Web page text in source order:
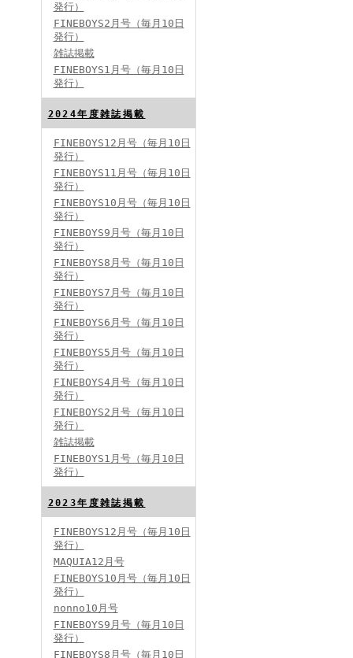
FINEBOYS2024年6月号
FINEBOYS2024年5月号
FINEBOYS2024年4月号
FINEBOYS2024年2月号
2024分バックナンバー
2023分バックナンバー
2022年分バックナンバー
2019年分バックナンバー
発行）
FINEBOYS2月号（毎月10日
発行）
雑誌掲載
FINEBOYS1月号（毎月10日
発行）
2024年度雑誌掲載
FINEBOYS12月号（毎月10日
発行）
FINEBOYS11月号（毎月10日
発行）
FINEBOYS10月号（毎月10日
発行）
FINEBOYS9月号（毎月10日
発行）
FINEBOYS8月号（毎月10日
発行）
FINEBOYS7月号（毎月10日
発行）
FINEBOYS6月号（毎月10日
発行）
FINEBOYS5月号（毎月10日
発行）
FINEBOYS4月号（毎月10日
発行）
FINEBOYS2月号（毎月10日
発行）
雑誌掲載
FINEBOYS1月号（毎月10日
発行）
2023年度雑誌掲載
FINEBOYS12月号（毎月10日
発行）
MAQUIA12月号
FINEBOYS10月号（毎月10日
発行）
nonno10月号
FINEBOYS9月号（毎月10日
発行）
FINEBOYS8月号（毎月10日